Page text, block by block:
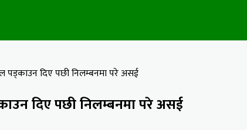
पड्काउन दिए पछी निलम्बनमा परे असई
दिए पछी निलम्बनमा परे असई